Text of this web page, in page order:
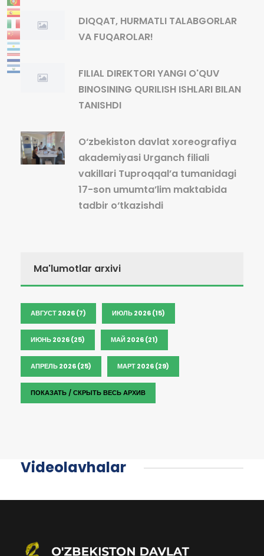
DIQQAT, HURMATLI TALABGORLAR
VA FUQAROLAR!
FILIAL DIREKTORI YANGI O'QUV
BINOSINING QURILISH ISHLARI BILAN
TANISHDI
O‘zbekiston davlat xoreografiya
akademiyasi Urganch filiali
vakillari Tuproqqal’a tumanidagi
17-son umumta’lim maktabida
tadbir o‘tkazishdi
Ma'lumotlar arxivi
АВГУСТ 2026 (7) ИЮЛЬ 2026 (15)
ИЮНЬ 2026 (25) МАЙ 2026 (21)
АПРЕЛЬ 2026 (25) МАРТ 2026 (29)
ПОКАЗАТЬ / СКРЫТЬ ВЕСЬ АРХИВ
Videolavhalar